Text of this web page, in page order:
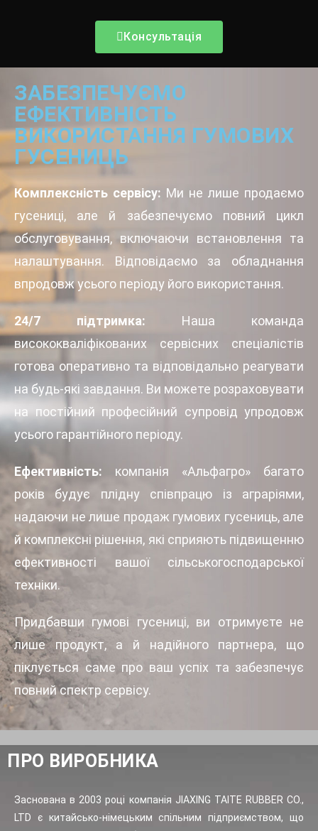
Консультація
ЗАБЕЗПЕЧУЄМО
ЕФЕКТИВНІСТЬ
ВИКОРИСТАННЯ ГУМОВИХ
ГУСЕНИЦЬ
Комплексність сервісу: Ми не лише продаємо
гусениці, але й забезпечуємо повний цикл
обслуговування, включаючи встановлення та
налаштування. Відповідаємо за обладнання
впродовж усього періоду його використання.
24/7 підтримка: Наша команда
висококваліфікованих сервісних спеціалістів
готова оперативно та відповідально реагувати
на будь-які завдання. Ви можете розраховувати
на постійний професійний супровід упродовж
усього гарантійного періоду.
Ефективність: компанія «Альфагро» багато
років будує плідну співпрацю із аграріями,
надаючи не лише продаж гумових гусениць, але
й комплексні рішення, які сприяють підвищенню
ефективності вашої сільськогосподарської
техніки.
Придбавши гумові гусениці, ви отримуєте не
лише продукт, а й надійного партнера, що
піклується саме про ваш успіх та забезпечує
повний спектр сервісу.
ПРО ВИРОБНИКА
Заснована в 2003 році компанія JIAXING TAITE RUBBER CO.,
LTD є китайсько-німецьким спільним підприємством, що